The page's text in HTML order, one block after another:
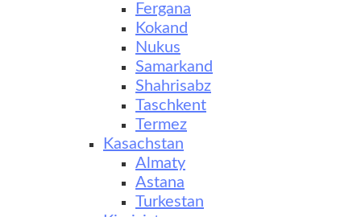
Fergana
Kokand
Nukus
Samarkand
Shahrisabz
Taschkent
Termez
Kasachstan
Almaty
Astana
Turkestan